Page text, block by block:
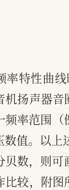
率特性曲
机扬声器音
频率范围
数值。以
贝数，则
比较，附